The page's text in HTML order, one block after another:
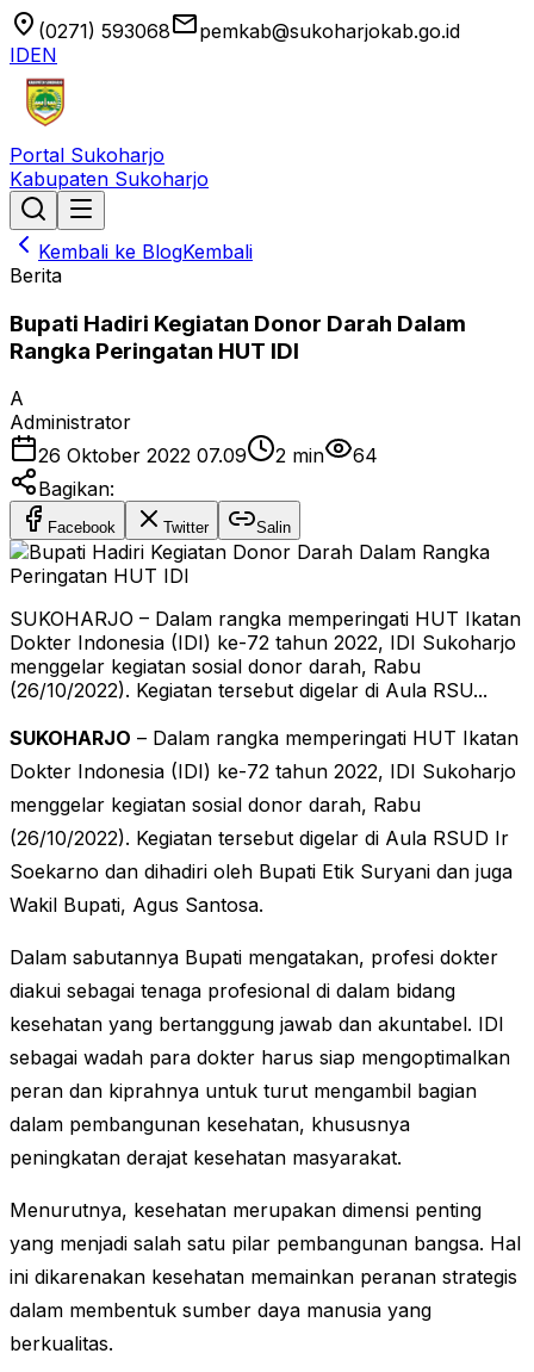
location_on (0271) 593068emailpemkab@sukoharjokab.go.id
IDEN
Portal Sukoharjo
Kabupaten Sukoharjo
Kembali ke BlogKembali
Berita
Bupati Hadiri Kegiatan Donor Darah Dalam
Rangka Peringatan HUT IDI
A
Administrator
26 Oktober 2022 07.09
2 min
64
Bagikan:
Facebook Twitter Salin
SUKOHARJO – Dalam rangka memperingati HUT Ikatan
Dokter Indonesia (IDI) ke-72 tahun 2022, IDI Sukoharjo
menggelar kegiatan sosial donor darah, Rabu
(26/10/2022). Kegiatan tersebut digelar di Aula RSU...
SUKOHARJO – Dalam rangka memperingati HUT Ikatan
Dokter Indonesia (IDI) ke-72 tahun 2022, IDI Sukoharjo
menggelar kegiatan sosial donor darah, Rabu
(26/10/2022). Kegiatan tersebut digelar di Aula RSUD Ir
Soekarno dan dihadiri oleh Bupati Etik Suryani dan juga
Wakil Bupati, Agus Santosa.
Dalam sabutannya Bupati mengatakan, profesi dokter
diakui sebagai tenaga profesional di dalam bidang
kesehatan yang bertanggung jawab dan akuntabel. IDI
sebagai wadah para dokter harus siap mengoptimalkan
peran dan kiprahnya untuk turut mengambil bagian
dalam pembangunan kesehatan, khususnya
peningkatan derajat kesehatan masyarakat.
Menurutnya, kesehatan merupakan dimensi penting
yang menjadi salah satu pilar pembangunan bangsa. Hal
ini dikarenakan kesehatan memainkan peranan strategis
dalam membentuk sumber daya manusia yang
berkualitas.